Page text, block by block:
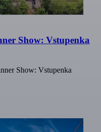
Show: Vstupenka
Show: Vstupenka